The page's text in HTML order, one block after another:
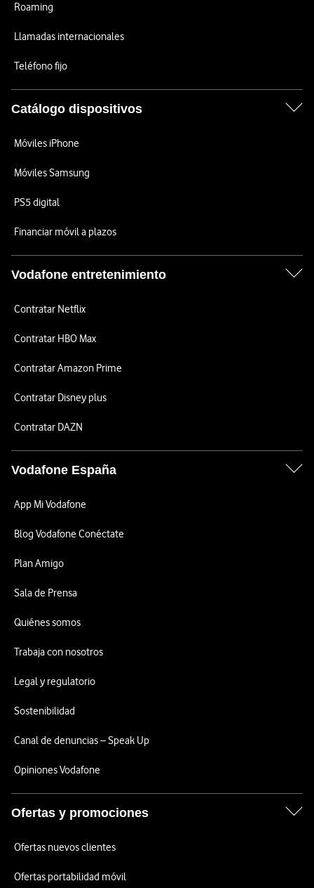
Roaming
Llamadas internacionales
Teléfono fijo
Catálogo dispositivos
Móviles iPhone
Móviles Samsung
PS5 digital
Financiar móvil a plazos
Vodafone entretenimiento
Contratar Netflix
Contratar HBO Max
Contratar Amazon Prime
Contratar Disney plus
Contratar DAZN
Vodafone España
App Mi Vodafone
Blog Vodafone Conéctate
Plan Amigo
Sala de Prensa
Quiénes somos
Trabaja con nosotros
Legal y regulatorio
Sostenibilidad
Canal de denuncias – Speak Up
Opiniones Vodafone
Ofertas y promociones
Ofertas nuevos clientes
Ofertas portabilidad móvil